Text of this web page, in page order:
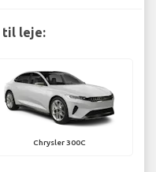
til leje:
Chrysler 300C